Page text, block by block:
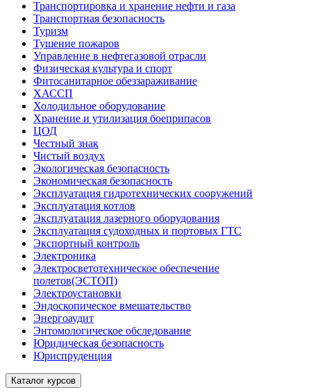
Транспортировка и хранение нефти и газа
Транспортная безопасность
Туризм
Тушение пожаров
Управление в нефтегазовой отрасли
Физическая культура и спорт
Фитосанитарное обеззараживание
ХАССП
Холодильное оборудование
Хранение и утилизация боеприпасов
ЦОД
Честный знак
Чистый воздух
Экологическая безопасность
Экономическая безопасность
Эксплуатация гидротехнических сооружений
Эксплуатация котлов
Эксплуатация лазерного оборудования
Эксплуатация судоходных и портовых ГТС
Экспортный контроль
Электроника
Электросветотехническое обеспечение
полетов(ЭСТОП)
Электроустановки
Эндоскопическое вмешательство
Энергоаудит
Энтомологическое обследование
Юридическая безопасность
Юриспруденция
Каталог курсов